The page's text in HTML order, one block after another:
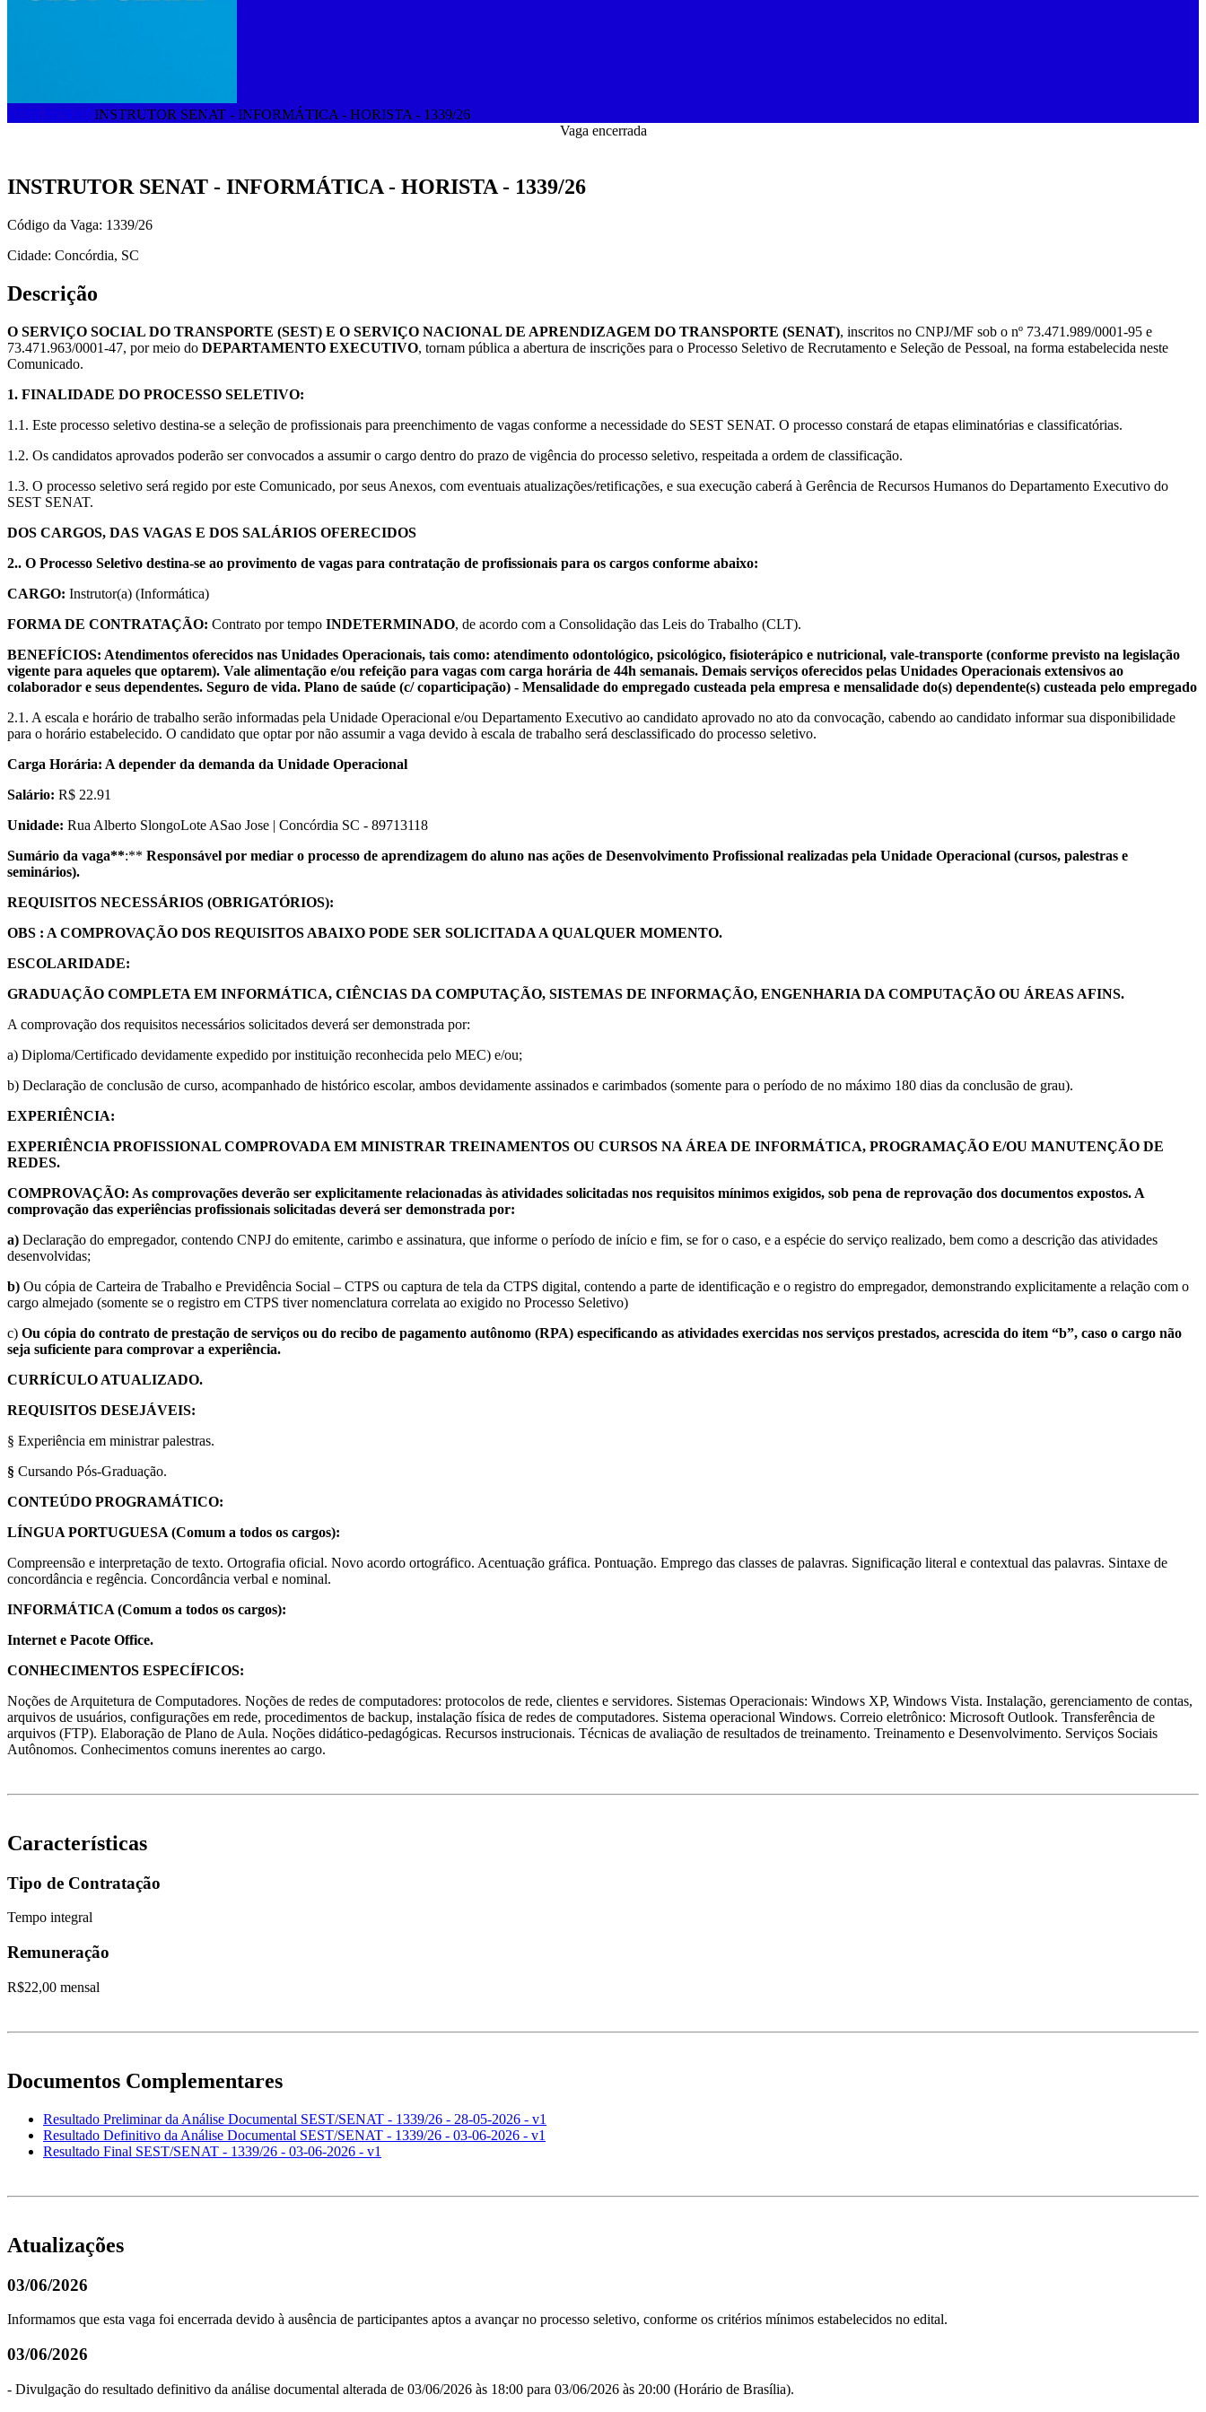
SEST SENAT INSTRUTOR SENAT - INFORMÁTICA - HORISTA - 1339/26
Vaga encerrada
INSTRUTOR SENAT - INFORMÁTICA - HORISTA - 1339/26
Código da Vaga: 1339/26
Cidade: Concórdia, SC
Descrição
O SERVIÇO SOCIAL DO TRANSPORTE (SEST) E O SERVIÇO NACIONAL DE APRENDIZAGEM DO TRANSPORTE (SENAT), inscritos no CNPJ/MF sob o nº 73.471.989/0001-95 e
73.471.963/0001-47, por meio do DEPARTAMENTO EXECUTIVO, tornam pública a abertura de inscrições para o Processo Seletivo de Recrutamento e Seleção de Pessoal, na forma estabelecida neste
Comunicado.
1. FINALIDADE DO PROCESSO SELETIVO:
1.1. Este processo seletivo destina-se a seleção de profissionais para preenchimento de vagas conforme a necessidade do SEST SENAT. O processo constará de etapas eliminatórias e classificatórias.
1.2. Os candidatos aprovados poderão ser convocados a assumir o cargo dentro do prazo de vigência do processo seletivo, respeitada a ordem de classificação.
1.3. O processo seletivo será regido por este Comunicado, por seus Anexos, com eventuais atualizações/retificações, e sua execução caberá à Gerência de Recursos Humanos do Departamento Executivo do
SEST SENAT.
DOS CARGOS, DAS VAGAS E DOS SALÁRIOS OFERECIDOS
2.. O Processo Seletivo destina-se ao provimento de vagas para contratação de profissionais para os cargos conforme abaixo:
CARGO: Instrutor(a) (Informática)
FORMA DE CONTRATAÇÃO: Contrato por tempo INDETERMINADO, de acordo com a Consolidação das Leis do Trabalho (CLT).
BENEFÍCIOS: Atendimentos oferecidos nas Unidades Operacionais, tais como: atendimento odontológico, psicológico, fisioterápico e nutricional, vale-transporte (conforme previsto na legislação
vigente para aqueles que optarem). Vale alimentação e/ou refeição para vagas com carga horária de 44h semanais. Demais serviços oferecidos pelas Unidades Operacionais extensivos ao
colaborador e seus dependentes. Seguro de vida. Plano de saúde (c/ coparticipação) - Mensalidade do empregado custeada pela empresa e mensalidade do(s) dependente(s) custeada pelo empregado
2.1. A escala e horário de trabalho serão informadas pela Unidade Operacional e/ou Departamento Executivo ao candidato aprovado no ato da convocação, cabendo ao candidato informar sua disponibilidade
para o horário estabelecido. O candidato que optar por não assumir a vaga devido à escala de trabalho será desclassificado do processo seletivo.
Carga Horária: A depender da demanda da Unidade Operacional
Salário: R$ 22.91
Unidade: Rua Alberto SlongoLote ASao Jose | Concórdia SC - 89713118
Sumário da vaga**:** Responsável por mediar o processo de aprendizagem do aluno nas ações de Desenvolvimento Profissional realizadas pela Unidade Operacional (cursos, palestras e
seminários).
REQUISITOS NECESSÁRIOS (OBRIGATÓRIOS):
OBS : A COMPROVAÇÃO DOS REQUISITOS ABAIXO PODE SER SOLICITADA A QUALQUER MOMENTO.
ESCOLARIDADE:
GRADUAÇÃO COMPLETA EM INFORMÁTICA, CIÊNCIAS DA COMPUTAÇÃO, SISTEMAS DE INFORMAÇÃO, ENGENHARIA DA COMPUTAÇÃO OU ÁREAS AFINS.
A comprovação dos requisitos necessários solicitados deverá ser demonstrada por:
a) Diploma/Certificado devidamente expedido por instituição reconhecida pelo MEC) e/ou;
b) Declaração de conclusão de curso, acompanhado de histórico escolar, ambos devidamente assinados e carimbados (somente para o período de no máximo 180 dias da conclusão de grau).
EXPERIÊNCIA:
EXPERIÊNCIA PROFISSIONAL COMPROVADA EM MINISTRAR TREINAMENTOS OU CURSOS NA ÁREA DE INFORMÁTICA, PROGRAMAÇÃO E/OU MANUTENÇÃO DE
REDES.
COMPROVAÇÃO: As comprovações deverão ser explicitamente relacionadas às atividades solicitadas nos requisitos mínimos exigidos, sob pena de reprovação dos documentos expostos. A
comprovação das experiências profissionais solicitadas deverá ser demonstrada por:
a) Declaração do empregador, contendo CNPJ do emitente, carimbo e assinatura, que informe o período de início e fim, se for o caso, e a espécie do serviço realizado, bem como a descrição das atividades
desenvolvidas;
b) Ou cópia de Carteira de Trabalho e Previdência Social – CTPS ou captura de tela da CTPS digital, contendo a parte de identificação e o registro do empregador, demonstrando explicitamente a relação com o
cargo almejado (somente se o registro em CTPS tiver nomenclatura correlata ao exigido no Processo Seletivo)
c) Ou cópia do contrato de prestação de serviços ou do recibo de pagamento autônomo (RPA) especificando as atividades exercidas nos serviços prestados, acrescida do item “b”, caso o cargo não
seja suficiente para comprovar a experiência.
CURRÍCULO ATUALIZADO.
REQUISITOS DESEJÁVEIS:
§ Experiência em ministrar palestras.
§ Cursando Pós-Graduação.
CONTEÚDO PROGRAMÁTICO:
LÍNGUA PORTUGUESA (Comum a todos os cargos):
Compreensão e interpretação de texto. Ortografia oficial. Novo acordo ortográfico. Acentuação gráfica. Pontuação. Emprego das classes de palavras. Significação literal e contextual das palavras. Sintaxe de
concordância e regência. Concordância verbal e nominal.
INFORMÁTICA (Comum a todos os cargos):
Internet e Pacote Office.
CONHECIMENTOS ESPECÍFICOS:
Noções de Arquitetura de Computadores. Noções de redes de computadores: protocolos de rede, clientes e servidores. Sistemas Operacionais: Windows XP, Windows Vista. Instalação, gerenciamento de contas,
arquivos de usuários, configurações em rede, procedimentos de backup, instalação física de redes de computadores. Sistema operacional Windows. Correio eletrônico: Microsoft Outlook. Transferência de
arquivos (FTP). Elaboração de Plano de Aula. Noções didático-pedagógicas. Recursos instrucionais. Técnicas de avaliação de resultados de treinamento. Treinamento e Desenvolvimento. Serviços Sociais
Autônomos. Conhecimentos comuns inerentes ao cargo.
Características
Tipo de Contratação
Tempo integral
Remuneração
R$22,00 mensal
Documentos Complementares
Resultado Preliminar da Análise Documental SEST/SENAT - 1339/26 - 28-05-2026 - v1
Resultado Definitivo da Análise Documental SEST/SENAT - 1339/26 - 03-06-2026 - v1
Resultado Final SEST/SENAT - 1339/26 - 03-06-2026 - v1
Atualizações
03/06/2026
Informamos que esta vaga foi encerrada devido à ausência de participantes aptos a avançar no processo seletivo, conforme os critérios mínimos estabelecidos no edital.
03/06/2026
- Divulgação do resultado definitivo da análise documental alterada de 03/06/2026 às 18:00 para 03/06/2026 às 20:00 (Horário de Brasília).